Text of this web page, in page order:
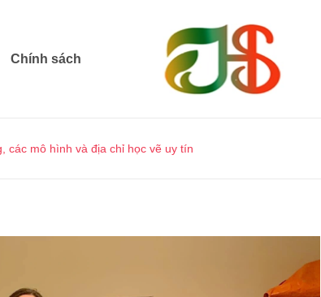
Chính sách
các mô hình và địa chỉ học vẽ uy tín